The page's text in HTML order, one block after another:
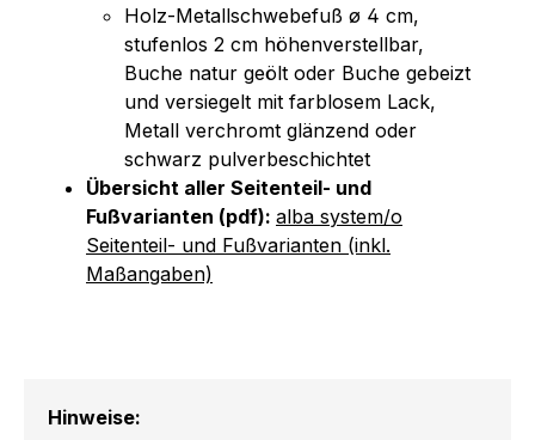
Holz-Metallschwebefuß ø 4 cm,
stufenlos 2 cm höhenverstellbar,
Buche natur geölt oder Buche gebeizt
und versiegelt mit farblosem Lack,
Metall verchromt glänzend oder
schwarz pulverbeschichtet
Übersicht aller Seitenteil- und
Fußvarianten (pdf): alba system/o
Seitenteil- und Fußvarianten (inkl.
Maßangaben)
Hinweise: